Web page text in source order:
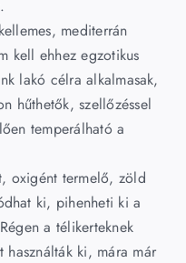
mediterrán
kell ehhez egzotikus
lakó célra alkalmasak,
hűthetők, szellőzéssel
temperálható a
oxigént termelő, zöld
ki, pihenheti ki a
a télikerteknek
ki, mára már